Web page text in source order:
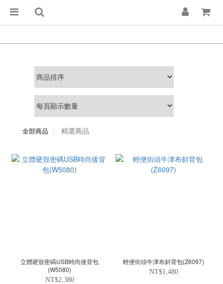
全部商品 精選商品
立體硬殼密碼USB時尚後背包
(W5080)
NT$2,380
輕便街頭牛津布斜背包(Z6097)
NT$1,480